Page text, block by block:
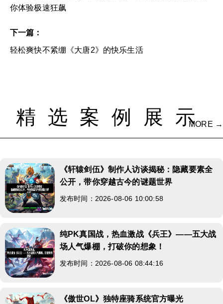
你体验极速狂飙
下一篇：
轻松爽快不紧绷《大唐2》的快乐生活
精选案例展示MORE →
《轩辕剑伍》制作人访谈揭秘：隐藏要素全
公开，带你穿越古今的谜题世界
发布时间：2026-08-06 10:00:58
纯PK真国战，热血激战《兵王》——五大战
场人气爆棚，打破你的想象！
发布时间：2026-08-06 08:44:16
《傲世OL》独特座骑系统官方曝光